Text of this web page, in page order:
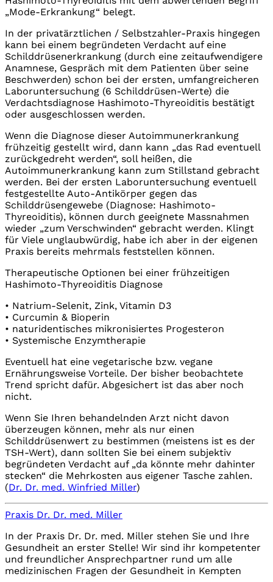
„Mode-Erkrankung“ belegt.
In der privatärztlichen / Selbstzahler-Praxis hingegen
kann bei einem begründeten Verdacht auf eine
Schilddrüsenerkrankung (durch eine zeitaufwendigere
Anamnese, Gespräch mit dem Patienten über seine
Beschwerden) schon bei der ersten, umfangreicheren
Laboruntersuchung (6 Schilddrüsen-Werte) die
Verdachtsdiagnose Hashimoto-Thyreoiditis bestätigt
oder ausgeschlossen werden.
Wenn die Diagnose dieser Autoimmunerkrankung
frühzeitig gestellt wird, dann kann „das Rad eventuell
zurückgedreht werden“, soll heißen, die
Autoimmunerkrankung kann zum Stillstand gebracht
werden. Bei der ersten Laboruntersuchung eventuell
festgestellte Auto-Antikörper gegen das
Schilddrüsengewebe (Diagnose: Hashimoto-
Thyreoiditis), können durch geeignete Massnahmen
wieder „zum Verschwinden“ gebracht werden. Klingt
für Viele unglaubwürdig, habe ich aber in der eigenen
Praxis bereits mehrmals feststellen können.
Therapeutische Optionen bei einer frühzeitigen
Hashimoto-Thyreoiditis Diagnose
• Natrium-Selenit, Zink, Vitamin D3
• Curcumin & Bioperin
• naturidentisches mikronisiertes Progesteron
• Systemische Enzymtherapie
Eventuell hat eine vegetarische bzw. vegane
Ernährungsweise Vorteile. Der bisher beobachtete
Trend spricht dafür. Abgesichert ist das aber noch
nicht.
Wenn Sie Ihren behandelnden Arzt nicht davon
überzeugen können, mehr als nur einen
Schilddrüsenwert zu bestimmen (meistens ist es der
TSH-Wert), dann sollten Sie bei einem subjektiv
begründeten Verdacht auf „da könnte mehr dahinter
stecken“ die Mehrkosten aus eigener Tasche zahlen.
(Dr. Dr. med. Winfried Miller)
Praxis Dr. Dr. med. Miller
In der Praxis Dr. Dr. med. Miller stehen Sie und Ihre
Gesundheit an erster Stelle! Wir sind ihr kompetenter
und freundlicher Ansprechpartner rund um alle
medizinischen Fragen der Gesundheit in Kempten